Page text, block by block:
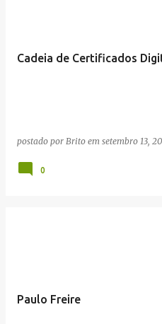
Cadeia de Certificados
postado por Brito em setembro 13,
0
Paulo Freire